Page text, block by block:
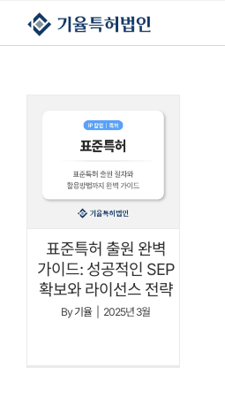
콘텐츠로
건너뛰기
표준특허 출원 완벽
가이드: 성공적인 SEP
확보와 라이선스 전략
By기율 2025년 3월